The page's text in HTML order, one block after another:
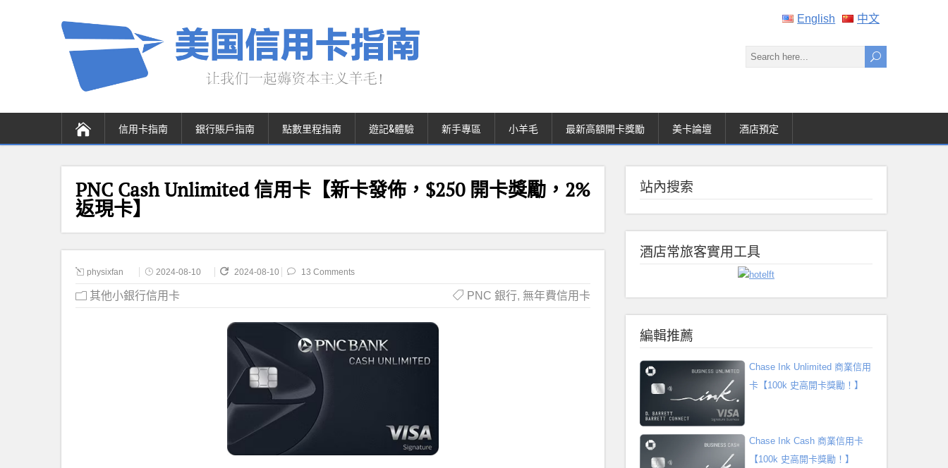
English 中文
信用卡指南 銀行賬戶指南 點數里程指南 遊記&體驗 新手專區 小羊毛 最新高額開卡獎勵 美卡論壇 酒店預定
PNC Cash Unlimited 信用卡【新卡發佈，$250 開卡獎勵，2%
返現卡】
physixfan 2024-08-10 2024-08-10 13 Comments
其他小銀行信用卡 PNC 銀行, 無年費信用卡
站內搜索
酒店常旅客實用工具
編輯推薦
Chase Ink Unlimited 商業信用
卡【100k 史高開卡獎勵！】
Chase Ink Cash 商業信用卡
【100k 史高開卡獎勵！】